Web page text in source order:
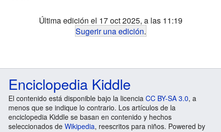
Última edición el 17 oct 2025, a las 11:19
Sugerir una edición.
Enciclopedia Kiddle
El contenido está disponible bajo la licencia CC BY-SA 3.0, a
menos que se indique lo contrario. Los artículos de la
enciclopedia Kiddle se basan en contenido y hechos
seleccionados de Wikipedia, reescritos para niños. Powered by